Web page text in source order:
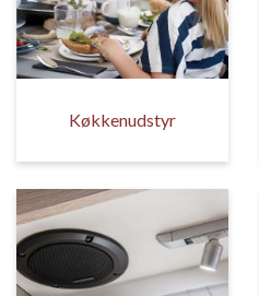
Køkkenudstyr